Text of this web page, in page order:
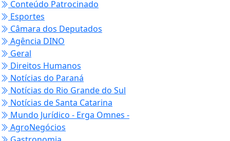
Conteúdo Patrocinado
Esportes
Câmara dos Deputados
Agência DINO
Geral
Direitos Humanos
Notícias do Paraná
Notícias do Rio Grande do Sul
Notícias de Santa Catarina
Mundo Jurídico - Erga Omnes -
AgroNegócios